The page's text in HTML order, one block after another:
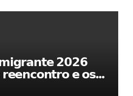
𝟮𝟬𝟮𝟲
𝗲 𝗼𝘀
𝗠𝘂𝗿𝗰̧𝗮